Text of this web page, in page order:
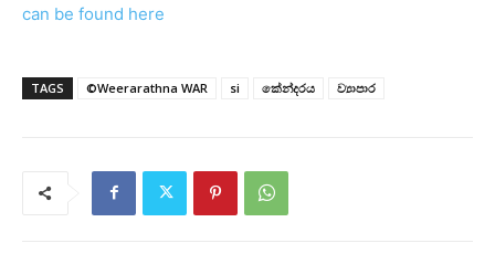
can be found here
TAGS ©Weerarathna WAR si කේන්දරය ව්‍යාපාර